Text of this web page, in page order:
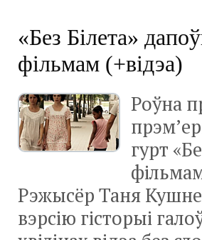
«Без Білета»
фільмам (+відэа)
Роўна
гурт
Рэжысёр Таня
вэрсію гісторыі